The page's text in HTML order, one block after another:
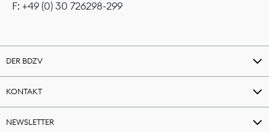
F: +49 (0) 30 726298-299
DER BDZV
KONTAKT
NEWSLETTER